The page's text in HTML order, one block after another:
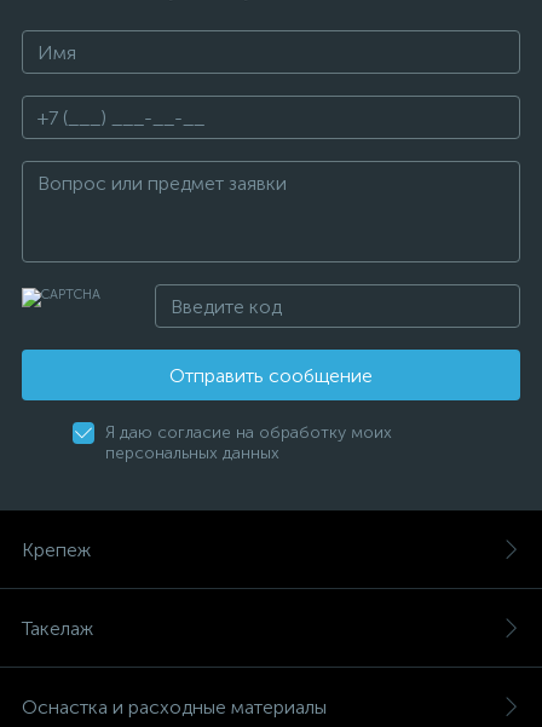
Отправить сообщение
Я даю согласие на обработку моих
персональных данных
Крепеж
Такелаж
Оснастка и расходные материалы